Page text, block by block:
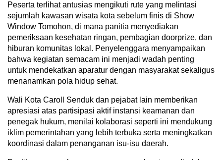
Peserta terlihat antusias mengikuti rute yang melintasi
sejumlah kawasan wisata kota sebelum finis di Show
Window Tomohon, di mana panitia menyediakan
pemeriksaan kesehatan ringan, pembagian doorprize, dan
hiburan komunitas lokal. Penyelenggara menyampaikan
bahwa kegiatan semacam ini menjadi wadah penting
untuk mendekatkan aparatur dengan masyarakat sekaligus
menanamkan pola hidup sehat.
Wali Kota Caroll Senduk dan pejabat lain memberikan
apresiasi atas partisipasi aktif instansi keamanan dan
penegak hukum, menilai kolaborasi seperti ini mendukung
iklim pemerintahan yang lebih terbuka serta meningkatkan
koordinasi dalam penanganan isu-isu daerah.